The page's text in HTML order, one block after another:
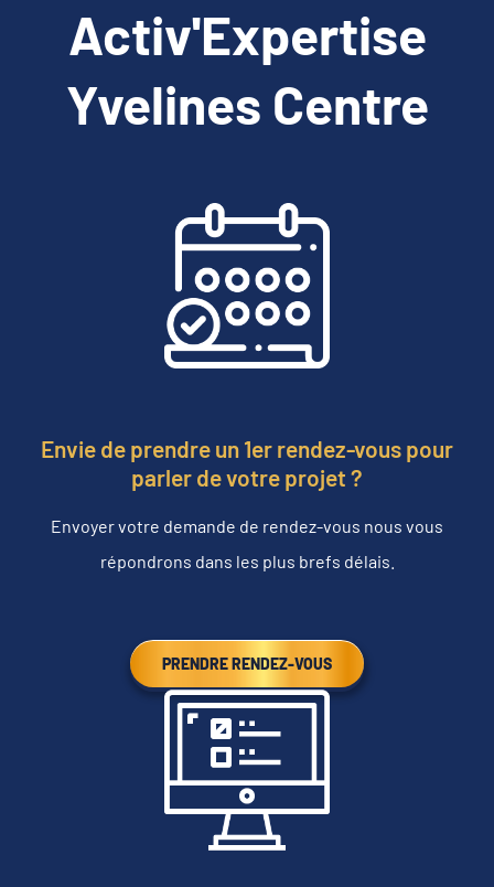
Activ'Expertise
Yvelines Centre
Envie de prendre un 1er rendez-vous pour
parler de votre projet ?
Envoyer votre demande de rendez-vous nous vous
répondrons dans les plus brefs délais.
PRENDRE RENDEZ-VOUS